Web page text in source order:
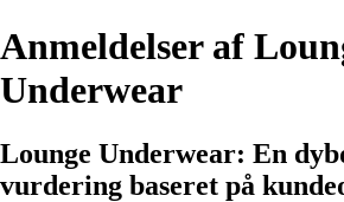
Anmeldelser af
Underwear
Lounge Underwear: En
vurdering baseret på